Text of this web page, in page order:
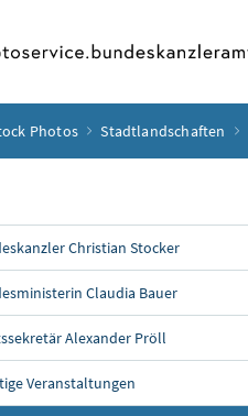
Photos Stadtlandschaften
Christian Stocker
Claudia Bauer
Alexander Pröll
Veranstaltungen